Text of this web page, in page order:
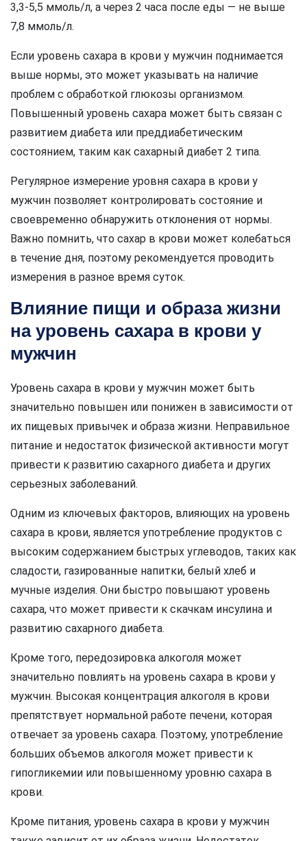
3,3-5,5 ммоль/л, а через 2 часа после еды — не выше
7,8 ммоль/л.
Если уровень сахара в крови у мужчин поднимается
выше нормы, это может указывать на наличие
проблем с обработкой глюкозы организмом.
Повышенный уровень сахара может быть связан с
развитием диабета или преддиабетическим
состоянием, таким как сахарный диабет 2 типа.
Регулярное измерение уровня сахара в крови у
мужчин позволяет контролировать состояние и
своевременно обнаружить отклонения от нормы.
Важно помнить, что сахар в крови может колебаться
в течение дня, поэтому рекомендуется проводить
измерения в разное время суток.
Влияние пищи и образа жизни
на уровень сахара в крови у
мужчин
Уровень сахара в крови у мужчин может быть
значительно повышен или понижен в зависимости от
их пищевых привычек и образа жизни. Неправильное
питание и недостаток физической активности могут
привести к развитию сахарного диабета и других
серьезных заболеваний.
Одним из ключевых факторов, влияющих на уровень
сахара в крови, является употребление продуктов с
высоким содержанием быстрых углеводов, таких как
сладости, газированные напитки, белый хлеб и
мучные изделия. Они быстро повышают уровень
сахара, что может привести к скачкам инсулина и
развитию сахарного диабета.
Кроме того, передозировка алкоголя может
значительно повлиять на уровень сахара в крови у
мужчин. Высокая концентрация алкоголя в крови
препятствует нормальной работе печени, которая
отвечает за уровень сахара. Поэтому, употребление
больших объемов алкоголя может привести к
гипогликемии или повышенному уровню сахара в
крови.
Кроме питания, уровень сахара в крови у мужчин